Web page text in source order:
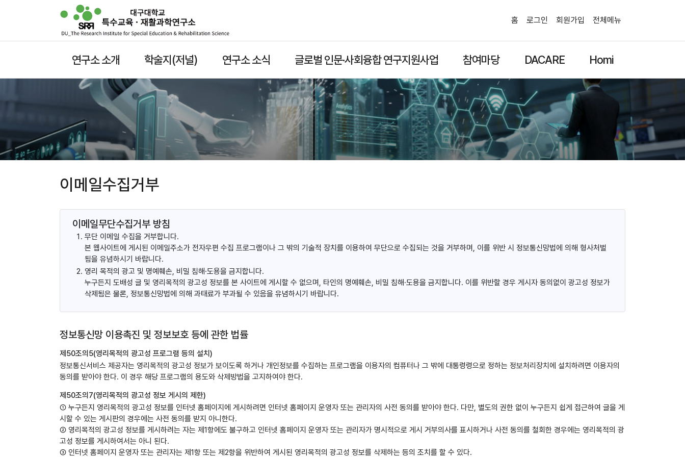
홈 로그인 회원가입 전체메뉴
연구소 소개 학술지(저널) 연구소 소식 글로벌 인문·사회융합 연구지원사업 참여마당 DACARE Homi
이메일수집거부
이메일무단수집거부 방침
무단 이메일 수집을 거부합니다.
본 웹사이트에 게시된 이메일주소가 전자우편 수집 프로그램이나 그 밖의 기술적 장치를 이용하여 무단으로 수집되는 것을 거부하며, 이를 위반 시 정보통신망법에 의해 형사처벌
됨을 유념하시기 바랍니다.
영리 목적의 광고 및 명예훼손, 비밀 침해·도용을 금지합니다.
누구든지 도배성 글 및 영리목적의 광고성 정보를 본 사이트에 게시할 수 없으며, 타인의 명예훼손, 비밀 침해·도용을 금지합니다. 이를 위반할 경우 게시자 동의없이 광고성 정보가
삭제됨은 물론, 정보통신망법에 의해 과태료가 부과될 수 있음을 유념하시기 바랍니다.
정보통신망 이용촉진 및 정보보호 등에 관한 법률
제50조의5(영리목적의 광고성 프로그램 등의 설치)
정보통신서비스 제공자는 영리목적의 광고성 정보가 보이도록 하거나 개인정보를 수집하는 프로그램을 이용자의 컴퓨터나 그 밖에 대통령령으로 정하는 정보처리장치에 설치하려면 이용자의
동의를 받아야 한다. 이 경우 해당 프로그램의 용도와 삭제방법을 고지하여야 한다.
제50조의7(영리목적의 광고성 정보 게시의 제한)
① 누구든지 영리목적의 광고성 정보를 인터넷 홈페이지에 게시하려면 인터넷 홈페이지 운영자 또는 관리자의 사전 동의를 받아야 한다. 다만, 별도의 권한 없이 누구든지 쉽게 접근하여 글을 게
시할 수 있는 게시판의 경우에는 사전 동의를 받지 아니한다.
② 영리목적의 광고성 정보를 게시하려는 자는 제1항에도 불구하고 인터넷 홈페이지 운영자 또는 관리자가 명시적으로 게시 거부의사를 표시하거나 사전 동의를 철회한 경우에는 영리목적의 광
고성 정보를 게시하여서는 아니 된다.
③ 인터넷 홈페이지 운영자 또는 관리자는 제1항 또는 제2항을 위반하여 게시된 영리목적의 광고성 정보를 삭제하는 등의 조치를 할 수 있다.